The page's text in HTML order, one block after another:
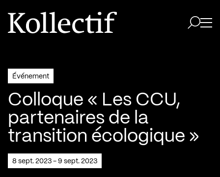
Aller à la page d'accueil
Logo Kollectif
Événement
Colloque « Les CCU,
partenaires de la
transition écologique »
8 sept. 2023 - 9 sept. 2023